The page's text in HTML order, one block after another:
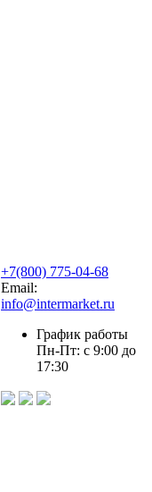
+7(800) 775-04-68
Email:
info@intermarket.ru
График работы
Пн-Пт: с 9:00 до
17:30